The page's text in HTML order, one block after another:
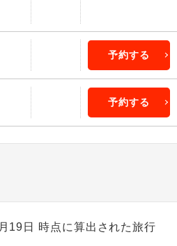
予約する
予約する
19日 時点に算出された旅行